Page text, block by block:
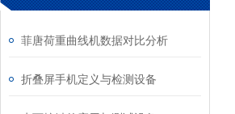
菲唐荷重曲线机数据对比分析
折叠屏手机定义与检测设备